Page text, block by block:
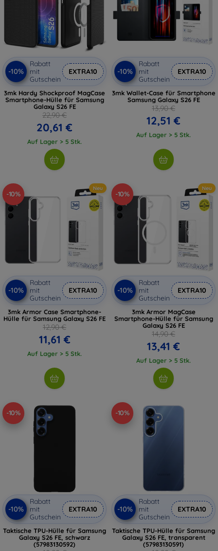
-10%
Rabatt
mit
Gutschein
EXTRA10
3mk Hardy Shockproof MagCase
Smartphone-Hülle für Samsung
Galaxy S26 FE
22,90 €
20,61 €
Auf Lager > 5 Stk.
-10%
Rabatt
mit
Gutschein
EXTRA10
3mk Wallet-Case für Smartphone
Samsung Galaxy S26 FE
13,90 €
12,51 €
Auf Lager > 5 Stk.
-10%
Neu
-10%
Rabatt
mit
Gutschein
EXTRA10
3mk Armor Case Smartphone-
Hülle für Samsung Galaxy S26 FE
12,90 €
11,61 €
Auf Lager > 5 Stk.
-10%
Neu
-10%
Rabatt
mit
Gutschein
EXTRA10
3mk Armor MagCase
Smartphone-Hülle für Samsung
Galaxy S26 FE
14,90 €
13,41 €
Auf Lager > 5 Stk.
-10%
-10%
Rabatt
mit
Gutschein
EXTRA10
Taktische TPU-Hülle für Samsung
Galaxy S26 FE, schwarz
(57983130592)
-10%
-10%
Rabatt
mit
Gutschein
EXTRA10
Taktische TPU-Hülle für Samsung
Galaxy S26 FE, transparent
(57983130591)